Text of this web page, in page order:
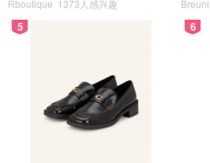
Rboutique 1373人感兴趣
5 6